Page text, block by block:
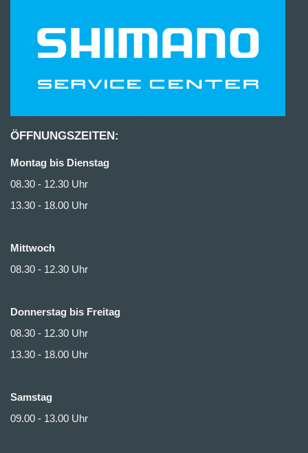
ÖFFNUNGSZEITEN:
Montag bis Dienstag
08.30 - 12.30 Uhr
13.30 - 18.00 Uhr
Mittwoch
08.30 - 12.30 Uhr
Donnerstag bis Freitag
08.30 - 12.30 Uhr
13.30 - 18.00 Uhr
Samstag
09.00 - 13.00 Uhr